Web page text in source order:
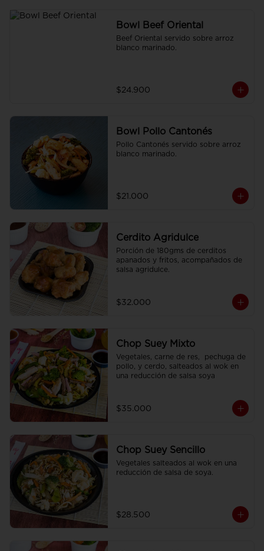
Bowl Beef Oriental
Beef Oriental servido sobre arroz
blanco marinado.
$24.900
Bowl Pollo Cantonés
Pollo Cantonés servido sobre arroz
blanco marinado.
$21.000
Cerdito Agridulce
Porción de 180gms de cerditos
apanados y fritos, acompañados de
salsa agridulce.
$32.000
Chop Suey Mixto
Vegetales, carne de res,  pechuga de
pollo, y cerdo, salteados al wok en
una reducción de salsa soya
$35.000
Chop Suey Sencillo
Vegetales salteados al wok en una
reducción de salsa de soya.
$28.500